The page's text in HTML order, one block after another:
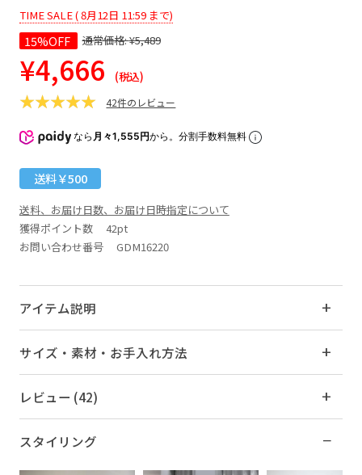
TIME SALE ( 8月12日 11:59 まで)
15%OFF 通常価格:¥5,489
¥4,666 (税込)
42件のレビュー
なら 月々1,555円から。分割手数料無料
送料￥500
送料、お届け日数、お届け日時指定について
獲得ポイント数 42pt
お問い合わせ番号 GDM16220
アイテム説明
サイズ・素材・お手入れ方法
レビュー (42)
スタイリング